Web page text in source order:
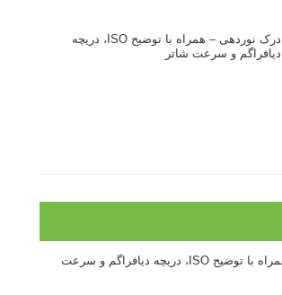
درک نوردهی – همراه با توضیح ISO، دریچه
دیافراگم و سرعت شاتر
درک نوردهی – همراه با توضیح ISO، دریچه دیافراگم و سرعت